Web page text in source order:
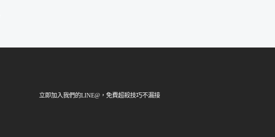
立即加入我們的LINE@，免費超殺技巧不漏接